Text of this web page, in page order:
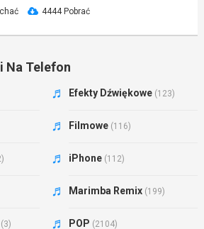
4444 Pobrać
Na Telefon
Efekty Dźwiękowe (123)
Filmowe (116)
iPhone (112)
Marimba Remix (199)
(3) POP (2104)